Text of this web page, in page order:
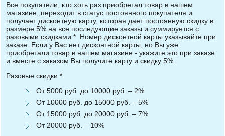
Все покупатели, кто хоть раз приобретал товар в нашем
магазине, переходит в статус постоянного покупателя и
получает дисконтную карту, которая дает постоянную скидку в
размере 5% на все последующие заказы и суммируется с
разовыми скидками *. Номер дисконтной карты указывайте при
заказе. Если у Вас нет дисконтной карты, но Вы уже
приобретали товар в нашем магазине - укажите это при заказе
и вместе с заказом Вы получите карту и скидку 5%.
Разовые скидки *:
От 5000 руб. до 10000 руб. – 2%
От 10000 руб. до 15000 руб. – 5%
От 15000 руб. до 20000 руб. – 7%
От 20000 руб. – 10%